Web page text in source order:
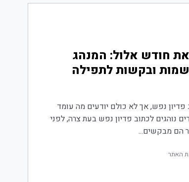
חודש אלול: המנהג
ובקשות לתפילה
נפש, אך לא כולם יודעים מה עומד
נוהגים לכתוב פדיון נפש בעת צרה, לפני
הם מבקשים...
האתר